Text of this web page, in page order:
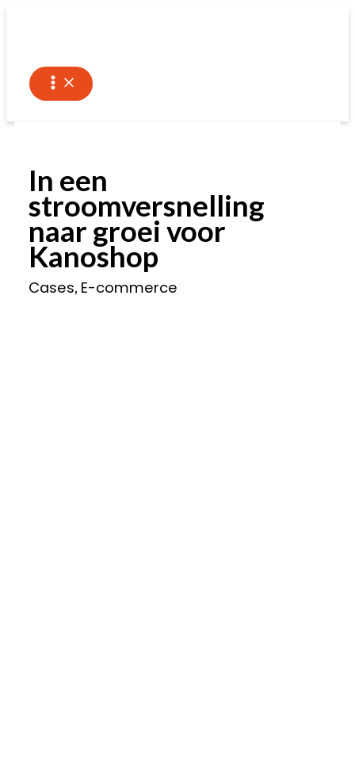
inhoud
In een
stroomversnelling
naar groei voor
Kanoshop
Cases, E-commerce